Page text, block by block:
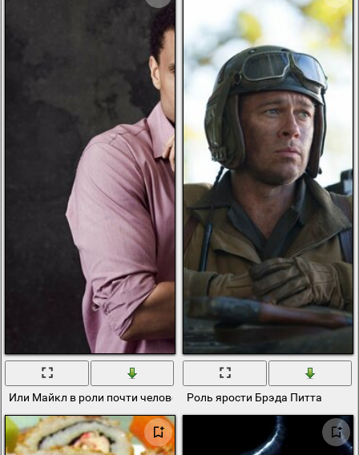
Или Майкл в роли почти человекаРоль ярости Брэда Питта